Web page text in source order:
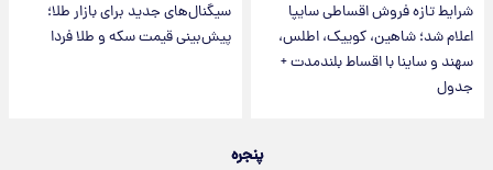
شرایط تازه فروش اقساطی سایپا
اعلام شد؛ شاهین، کوییک، اطلس،
سهند و ساینا با اقساط بلندمدت +
جدول
سیگنال‌های جدید برای بازار طلا؛
پیش‌بینی قیمت سکه و طلا فردا
پنجره